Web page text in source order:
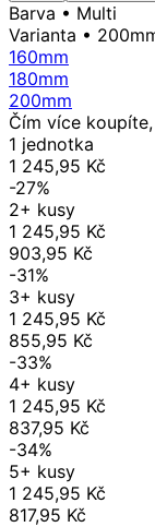
Barva • Multi
Varianta •
160mm
180mm
200mm
Čím více
1 jednotka
1 245,95 Kč
-27%
2+ kusy
1 245,95 Kč
903,95 Kč
-31%
3+ kusy
1 245,95 Kč
855,95 Kč
-33%
4+ kusy
1 245,95 Kč
837,95 Kč
-34%
5+ kusy
1 245,95 Kč
817,95 Kč